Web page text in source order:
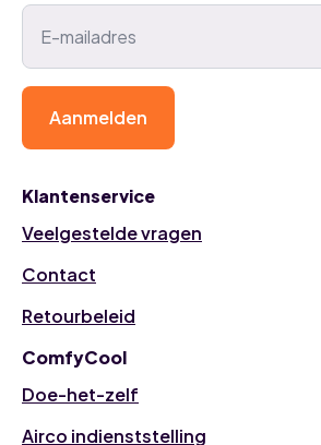
Klantenservice
Veelgestelde vragen
Contact
Retourbeleid
ComfyCool
Doe-het-zelf
Airco indienststelling
Aanmelden